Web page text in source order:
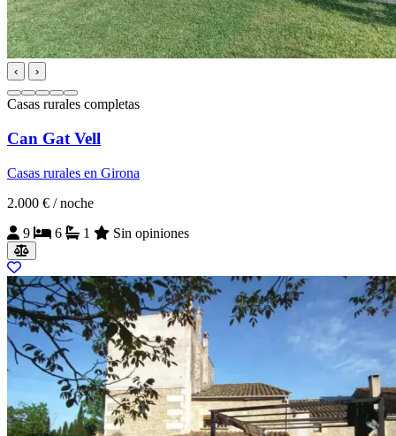
‹ ›
Casas rurales completas
Can Gat Vell
Casas rurales en Girona
2.000 € / noche
9
6 1 Sin opiniones